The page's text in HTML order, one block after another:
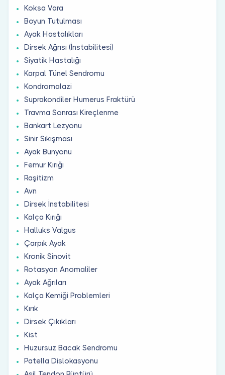
Koksa Vara
Boyun Tutulması
Ayak Hastalıkları
Dirsek Ağrısı (İnstabilitesi)
Siyatik Hastalığı
Karpal Tünel Sendromu
Kondromalazi
Suprakondiler Humerus Fraktürü
Travma Sonrası Kireçlenme
Bankart Lezyonu
Sinir Sıkışması
Ayak Bunyonu
Femur Kırığı
Raşitizm
Avn
Dirsek İnstabilitesi
Kalça Kırığı
Halluks Valgus
Çarpık Ayak
Kronik Sinovit
Rotasyon Anomaliler
Ayak Ağrıları
Kalça Kemiği Problemleri
Kırık
Dirsek Çıkıkları
Kist
Huzursuz Bacak Sendromu
Patella Dislokasyonu